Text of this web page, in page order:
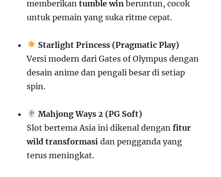
memberikantumble win beruntun, cocok
untuk pemain yang suka ritme cepat.
Starlight Princess (Pragmatic Play)
Versi modern dari Gates of Olympus dengan
desain anime dan pengali besar di setiap
spin.
Mahjong Ways 2 (PG Soft)
Slot bertema Asia ini dikenal denganfitur
wild transformasi dan pengganda yang
terus meningkat.